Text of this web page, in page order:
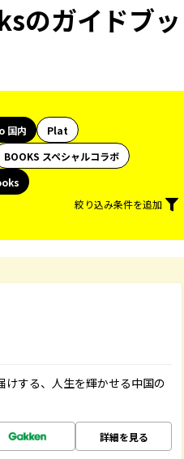
のガイドブッ
国内
Plat
BOOKS スペシャルコラボ
絞り込み条件を追加
する、人生を輝かせる中国の
詳細を見る